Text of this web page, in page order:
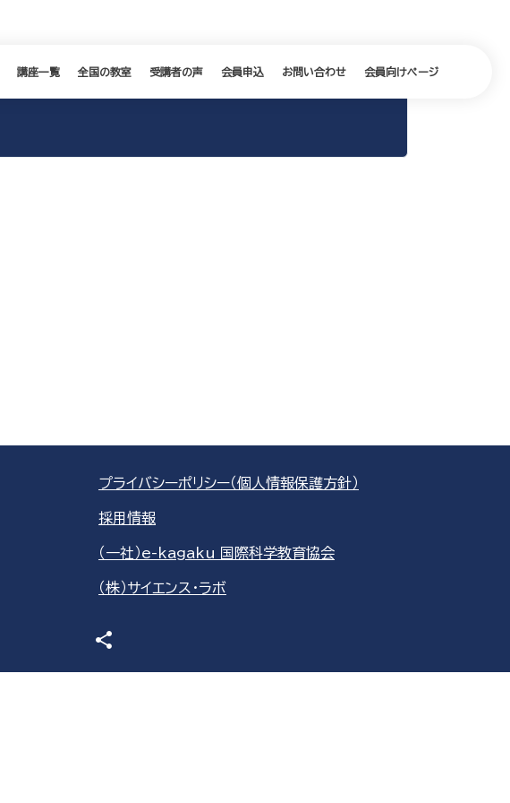
講座一覧 全国の教室 受講者の声 会員申込 お問い合わせ 会員向けページ
プライバシーポリシー（個人情報保護方針）
採用情報
（一社）e-kagaku 国際科学教育協会
（株）サイエンス・ラボ
share